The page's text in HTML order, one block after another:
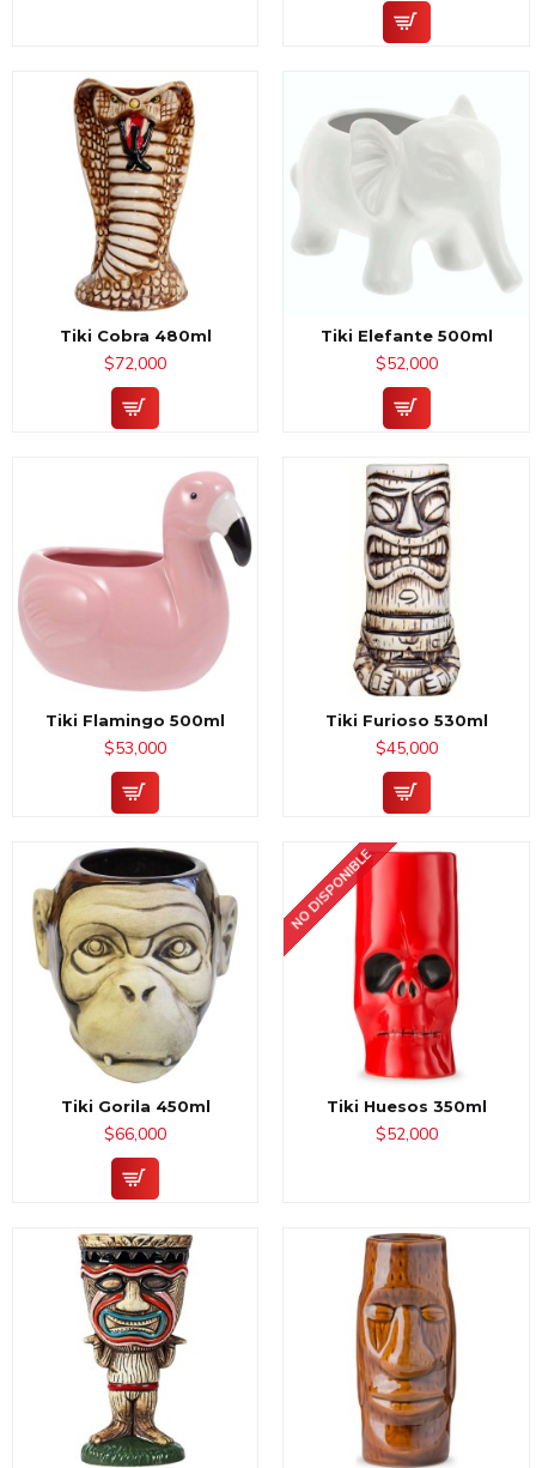
Tiki Cobra 480ml
$72,000
Tiki Elefante 500ml
$52,000
Tiki Flamingo 500ml
$53,000
Tiki Furioso 530ml
$45,000
Tiki Gorila 450ml
$66,000
NO DISPONIBLE
Tiki Huesos 350ml
$52,000